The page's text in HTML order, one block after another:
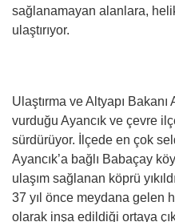
sağlanamayan alanlara,
ulaştırıyor.
Ulaştırma ve Altyapı
vurduğu Ayancık ve çevre
sürdürüyor. İlçede en çok
Ayancık’a bağlı Babaçay
ulaşım sağlanan köprü
37 yıl önce meydana gelen
olarak inşa edildiği ortaya